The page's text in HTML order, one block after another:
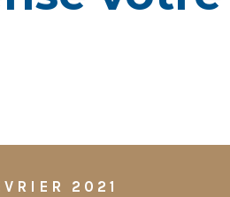
2021